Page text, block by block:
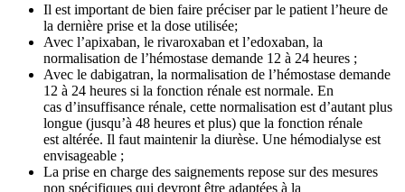
Il est important de bien faire préciser par le patient l’heure de
la dernière prise et la dose utilisée;
Avec l’apixaban, le rivaroxaban et l’edoxaban, la
normalisation de l’hémostase demande 12 à 24 heures ;
Avec le dabigatran, la normalisation de l’hémostase demande
12 à 24 heures si la fonction rénale est normale. En
cas d’insuffisance rénale, cette normalisation est d’autant plus
longue (jusqu’à 48 heures et plus) que la fonction rénale
est altérée. Il faut maintenir la diurèse. Une hémodialyse est
envisageable ;
La prise en charge des saignements repose sur des mesures
non spécifiques qui devront être adaptées à la